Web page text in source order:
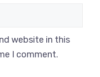
website in this
I comment.